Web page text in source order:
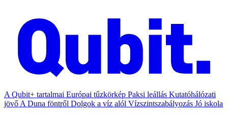
A Qubit+ tartalmai Európai tűzkörkép Paksi leállás Kutatóhálózati
jövő A Duna föntről Dolgok a víz alól Vízszintszabályozás Jó iskola